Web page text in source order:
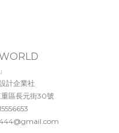
計企業社
區長元街30號